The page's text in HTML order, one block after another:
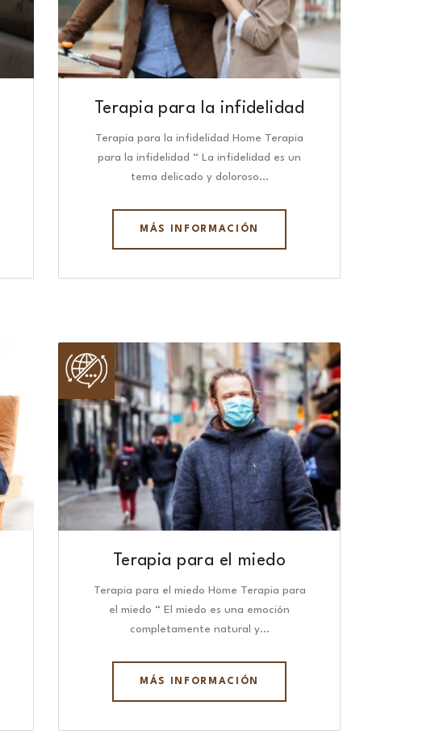
Terapia para la infidelidad
Terapia para la infidelidad Home Terapia
para la infidelidad “ La infidelidad es un
tema delicado y doloroso…
MÁS INFORMACIÓN
Terapia para el miedo
Terapia para el miedo Home Terapia para
el miedo “ El miedo es una emoción
completamente natural y…
MÁS INFORMACIÓN